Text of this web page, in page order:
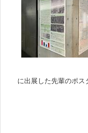
・つく
に出展した先輩のポス